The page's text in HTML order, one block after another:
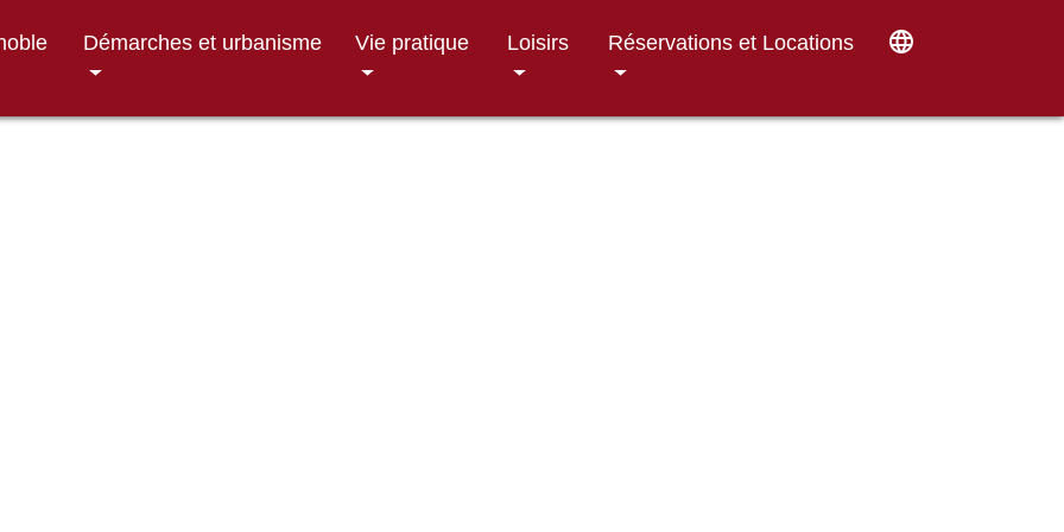
Démarches et urbanisme Vie pratique Loisirs Réservations et Locations language